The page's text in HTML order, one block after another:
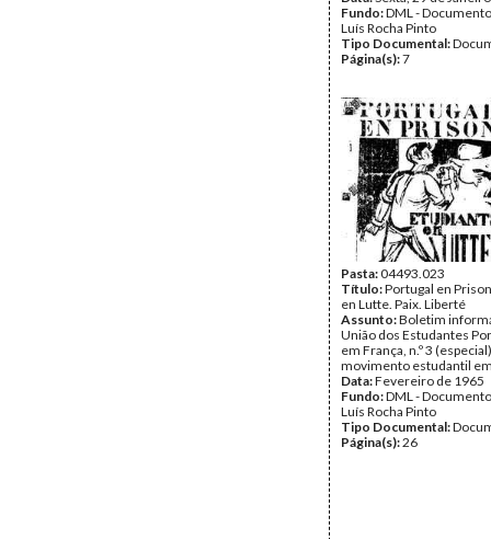
Fundo:DML -
Luís Rocha Pinto
Tipo Documental:
Página(s):7
Pasta:04493.023
Título:Portugal en
en Lutte. Paix. Liberté
Assunto:Boletim
União dos Estudantes
em França, n.º 3
movimento estudantil
Data:Fevereiro de 1965
Fundo:DML -
Luís Rocha Pinto
Tipo Documental:
Página(s):26